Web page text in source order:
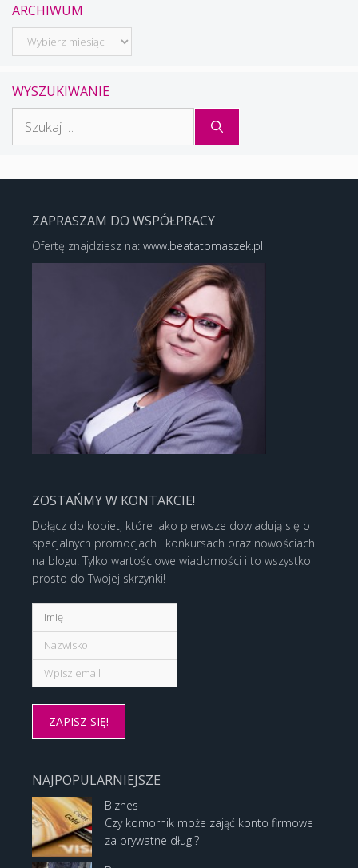
ARCHIWUM
Archiwum
WYSZUKIWANIE
ZAPRASZAM DO WSPÓŁPRACY
Ofertę znajdziesz na: www.beatatomaszek.pl
ZOSTAŃMY W KONTAKCIE!
Dołącz do kobiet, które jako pierwsze dowiadują się o
specjalnych promocjach i konkursach oraz nowościach
na blogu. Tylko wartościowe wiadomości i to wszystko
prosto do Twojej skrzynki!
NAJPOPULARNIEJSZE
Biznes
Czy komornik może zająć konto firmowe
za prywatne długi?